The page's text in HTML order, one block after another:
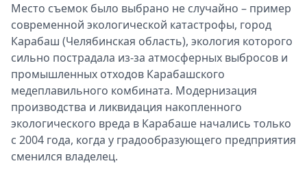
Место съемок было выбрано не случайно – пример
современной экологической катастрофы, город
Карабаш (Челябинская область), экология которого
сильно пострадала из-за атмосферных выбросов и
промышленных отходов Карабашского
медеплавильного комбината. Модернизация
производства и ликвидация накопленного
экологического вреда в Карабаше начались только
с 2004 года, когда у градообразующего предприятия
сменился владелец.